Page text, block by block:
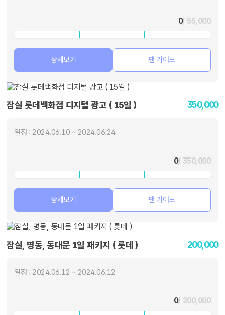
0/ 55,000
상세보기 팬 기여도
잠실 롯데백화점 디지털 광고 ( 15일 ) 350,000
일정 : 2024.06.10 ~ 2024.06.24
0/ 350,000
상세보기 팬 기여도
잠실, 명동, 동대문 1일 패키지 ( 롯데 ) 200,000
일정 : 2024.06.12 ~ 2024.06.12
0/ 200,000